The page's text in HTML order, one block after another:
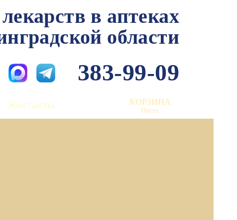
в аптеках
области
383-99-09
Контакты КОРЗИНА
Пуста